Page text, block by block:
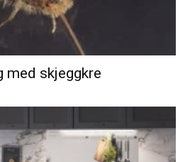
med skjeggkre